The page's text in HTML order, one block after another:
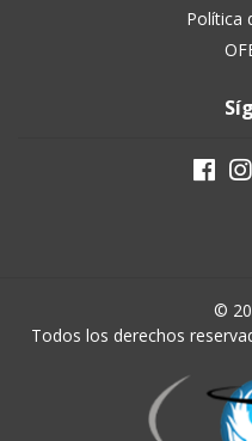
Política
©
Todos los derechos